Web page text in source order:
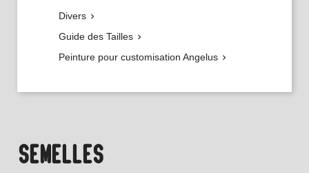
Divers 
Guide des Tailles 
Peinture pour customisation Angelus 
SEMELLES